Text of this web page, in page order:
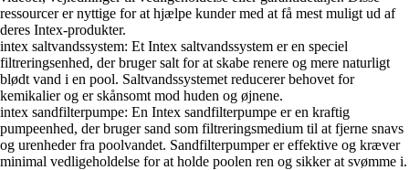
ressourcer er nyttige for at hjælpe kunder med at få mest muligt ud af
deres Intex-produkter.
intex saltvandssystem: Et Intex saltvandssystem er en speciel
filtreringsenhed, der bruger salt for at skabe renere og mere naturligt
blødt vand i en pool. Saltvandssystemet reducerer behovet for
kemikalier og er skånsomt mod huden og øjnene.
intex sandfilterpumpe: En Intex sandfilterpumpe er en kraftig
pumpeenhed, der bruger sand som filtreringsmedium til at fjerne snavs
og urenheder fra poolvandet. Sandfilterpumper er effektive og kræver
minimal vedligeholdelse for at holde poolen ren og sikker at svømme i.